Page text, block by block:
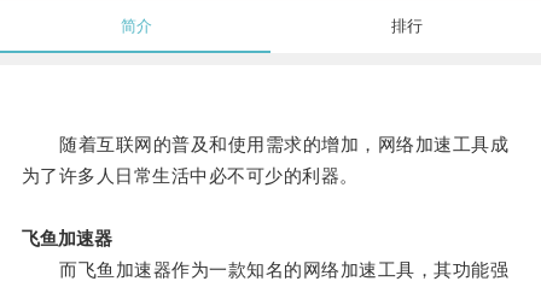
简介 排行
随着互联网的普及和使用需求的增加，网络加速工具成
为了许多人日常生活中必不可少的利器。
飞鱼加速器
而飞鱼加速器作为一款知名的网络加速工具，其功能强